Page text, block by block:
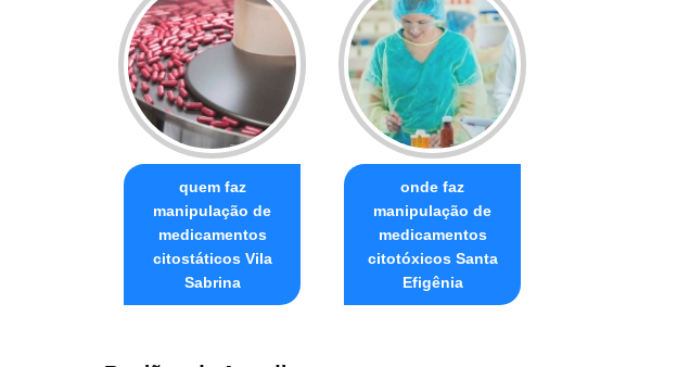
quem faz
manipulação de
medicamentos
citostáticos Vila
Sabrina
onde faz
manipulação de
medicamentos
citotóxicos Santa
Efigênia